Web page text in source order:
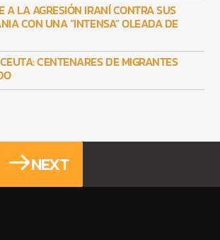
A LA AGRESIÓN IRANÍ CONTRA SUS
CON UNA “INTENSA” OLEADA DE
CENTENARES DE MIGRANTES
NEXT